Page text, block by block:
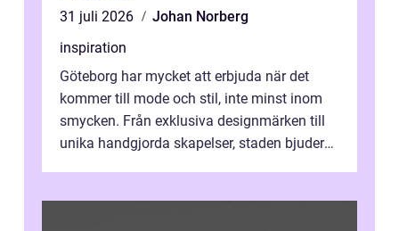
31 juli 2026
Johan Norberg
inspiration
Göteborg har mycket att erbjuda när det
kommer till mode och stil, inte minst inom
smycken. Från exklusiva designmärken till
unika handgjorda skapelser, staden bjuder